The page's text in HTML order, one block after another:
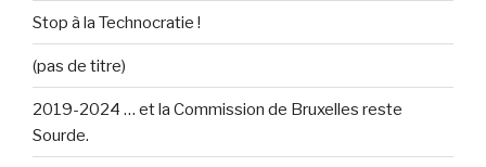
Stop à la Technocratie !
(pas de titre)
2019-2024 … et la Commission de Bruxelles reste
Sourde.